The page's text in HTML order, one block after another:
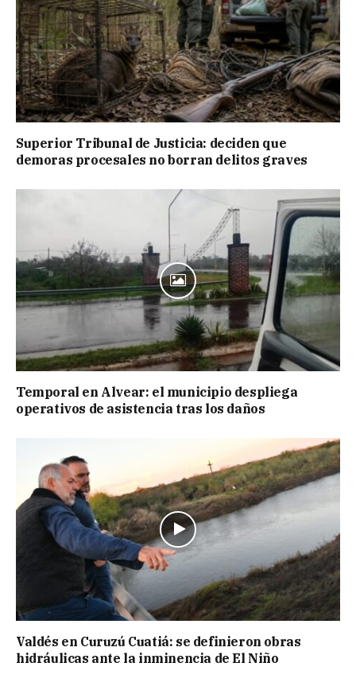
Superior Tribunal de Justicia: deciden que
demoras procesales no borran delitos graves
Temporal en Alvear: el municipio despliega
operativos de asistencia tras los daños
Valdés en Curuzú Cuatiá: se definieron obras
hidráulicas ante la inminencia de El Niño